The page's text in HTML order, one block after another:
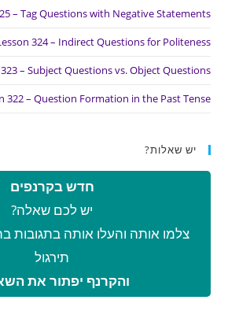
– Tag Questions with Negative Statements
324 – Indirect Questions for Politeness
– Subject Questions vs. Object Questions
322 – Question Formation in the Past Tense
יש שאלות?
חדש בקרנפים
יש לכם שאלה?
צלמו אותה והעלו אותה בתגובות
תירגול
והקרנף יפתור את